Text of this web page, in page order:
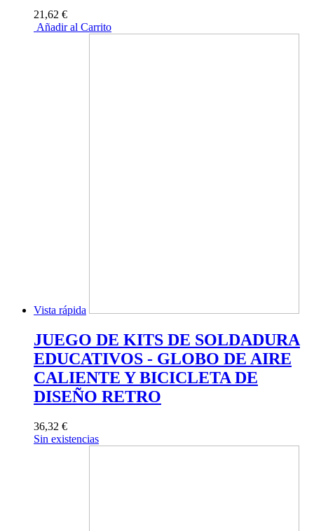
21,62 €
Añadir al Carrito
Vista rápida
JUEGO DE KITS DE SOLDADURA
EDUCATIVOS - GLOBO DE AIRE
CALIENTE Y BICICLETA DE
DISEÑO RETRO
36,32 €
Sin existencias